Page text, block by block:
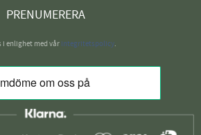
PRENUMERERA
enlighet med vår integritetspolicy.